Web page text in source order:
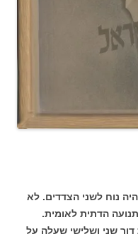
נוח לשני הצדדים. לא
הדתית לאומית.
דור שני ושלישי שעלה על